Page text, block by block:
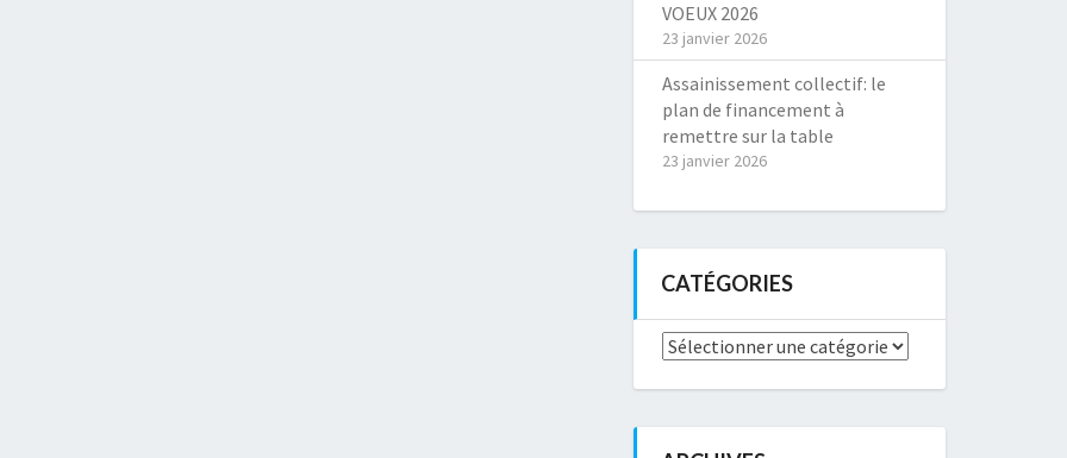
VOEUX 2026
23 janvier 2026
Assainissement collectif: le
plan de financement à
remettre sur la table
23 janvier 2026
CATÉGORIES
Catégories